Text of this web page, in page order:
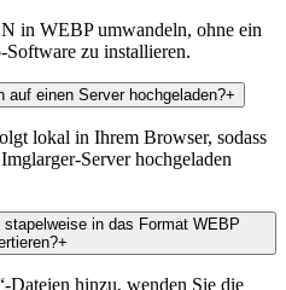
in WEBP umwandeln, ohne ein
zu installieren.
auf einen Server hochgeladen?+
lokal in Ihrem Browser, sodass
Server hochgeladen
in das Format WEBP
+
Dateien hinzu, wenden Sie die